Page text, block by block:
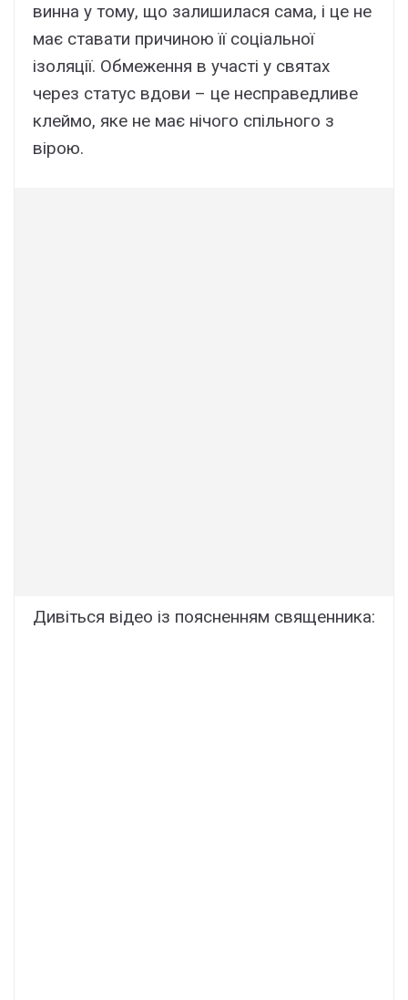
винна у тому, що залишилася сама, і це не
має ставати причиною її соціальної
ізоляції. Обмеження в участі у святах
через статус вдови – це несправедливе
клеймо, яке не має нічого спільного з
вірою.
Дивіться відео із поясненням священника: